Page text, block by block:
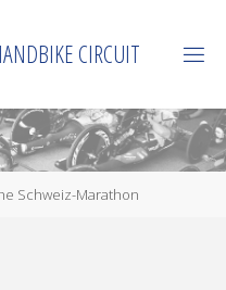
CIRCUIT
Schweiz-Marathon